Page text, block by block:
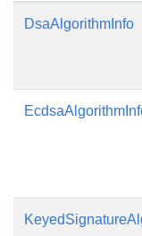
DsaAlgorithmInfo